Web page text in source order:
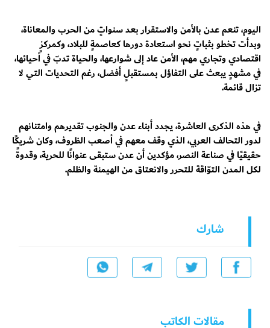
اليوم، تنعم عدن بالأمن والاستقرار بعد سنواتٍ من الحرب والمعاناة،
وبدأت تخطو بثباتٍ نحو استعادة دورها كعاصمةٍ للبلاد، وكمركزٍ
اقتصادي وتجاري مهم، الأمن عاد إلى شوارعها، والحياة تدبّ في أحيائها،
في مشهدٍ يبعث على التفاؤل بمستقبلٍ أفضل، رغم التحديات التي لا
تزال قائمة.
في هذه الذكرى العاشرة، يجدد أبناء عدن والجنوب تقديرهم وامتنانهم
لدور التحالف العربي، الذي وقف معهم في أصعب الظروف، وكان شريكًا
حقيقيًا في صناعة النصر، مؤكدين أن عدن ستبقى عنوانًا للحرية، وقدوةً
لكل المدن التوّاقة للتحرر والانعتاق من الهيمنة والظلم.
شارك
مقالات الكاتب